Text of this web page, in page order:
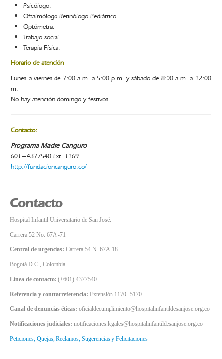
Psicólogo.
Oftalmólogo Retinólogo Pediátrico.
Optómetra.
Trabajo social.
Terapia Física.
Horario de atención
Lunes a viernes de 7:00 a.m. a 5:00 p.m. y sábado de 8:00 a.m. a 12:00
m.
No hay atención domingo y festivos.
Contacto:
Programa Madre Canguro
601+4377540 Ext. 1169
http://fundacioncanguro.co/
Contacto
Hospital Infantil Universitario de San José.
Carrera 52 No. 67A -71
Central de urgencias: Carrera 54 N. 67A-18
Bogotá D.C., Colombia.
Línea de contacto: (+601) 4377540
Referencia y contrarreferencia: Extensión 1170 -5170
Canal de denuncias éticas: oficialdecumplimiento@hospitalinfantildesanjose.org.co
Notificaciones judiciales: notificaciones.legales@hospitalinfantildesanjose.org.co
Peticiones, Quejas, Reclamos, Sugerencias y Felicitaciones